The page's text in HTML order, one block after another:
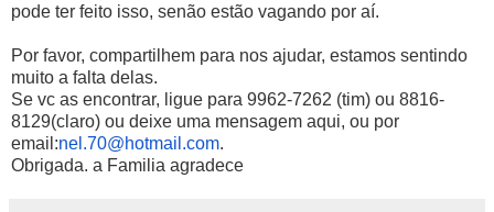
pode ter feito isso, senão estão vagando por aí.
Por favor, compartilhem para nos ajudar, estamos sentindo
muito a falta delas.
Se vc as encontrar, ligue para 9962-7262 (tim) ou 8816-
8129(claro) ou deixe uma mensagem aqui, ou por
email:nel.70@hotmail.com.
Obrigada. a Familia agradece